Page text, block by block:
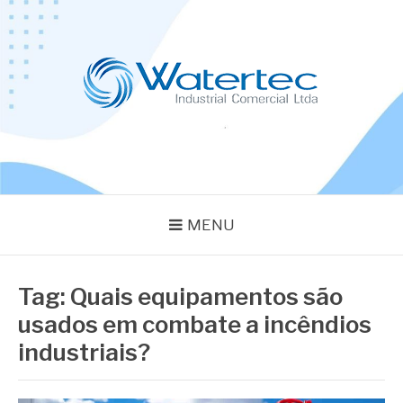
Pular
para
conteúdo
MENU
Tag: Quais equipamentos são
usados em combate a incêndios
industriais?